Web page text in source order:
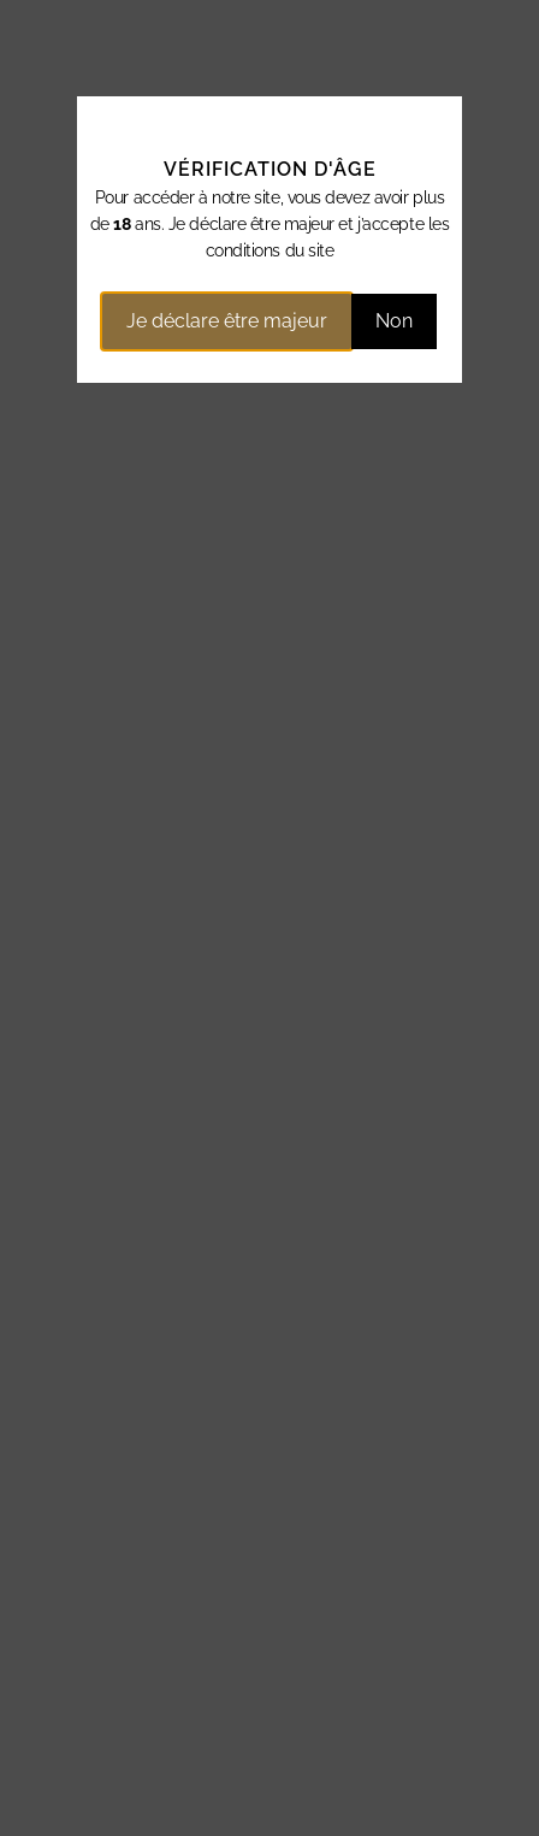
VÉRIFICATION D'ÂGE
Pour accéder à notre site, vous devez avoir plus
de18ans. Je déclare être majeur et j’accepte les
conditions du site
Je déclare être majeur Non